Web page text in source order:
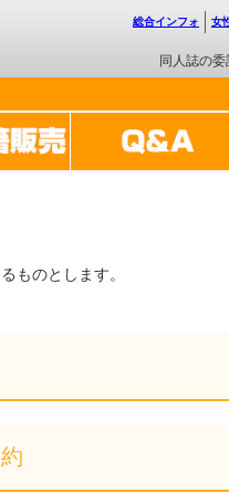
同人誌の委
総合インフォ 女
ものとします。